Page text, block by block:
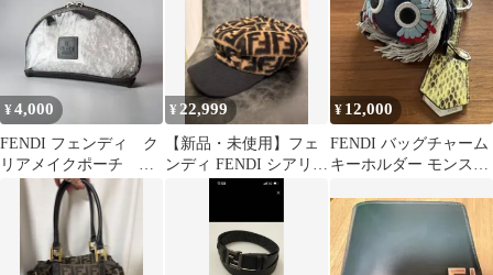
¥4,000
FENDI フェンディ ク
リアメイクポーチ ペ
カン柄 ヴィンテー
ジ ブラック
¥ 22,999
【新品・未使用】フェ
ンディ FENDI シアリン
グ ムートン キャスケッ
¥ 12,000
FENDI バッグチャーム
キーホルダー モンスタ